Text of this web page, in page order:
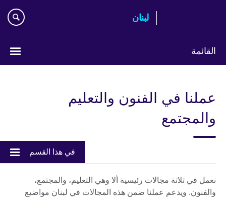
لبنان
القائمة
language
عملنا في الفنون والتعليم
والمجتمع
في هذا القسم
نعمل في ثلاثة مجالات رئيسية ألا وهي التعليم، والمجتمع،
والفنون. ويدعم عملنا ضمن هذه المجالات في لبنان مواضيع